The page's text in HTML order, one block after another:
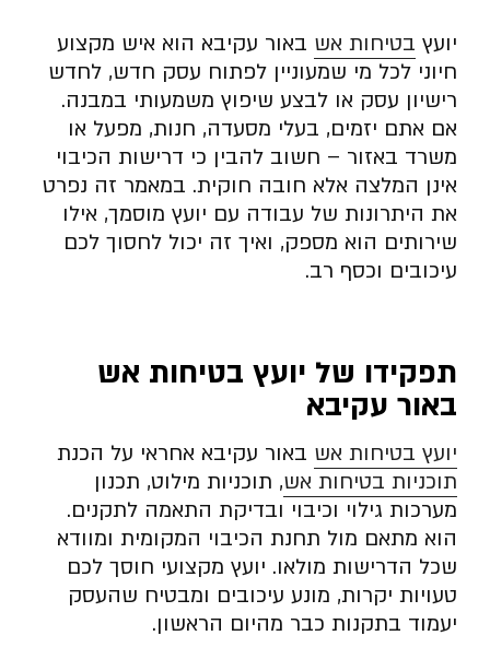
יועץ בטיחות אש באור עקיבא הוא איש מקצוע
חיוני לכל מי שמעוניין לפתוח עסק חדש, לחדש
רישיון עסק או לבצע שיפוץ משמעותי במבנה.
אם אתם יזמים, בעלי מסעדה, חנות, מפעל או
משרד באזור – חשוב להבין כי דרישות הכיבוי
אינן המלצה אלא חובה חוקית. במאמר זה נפרט
את היתרונות של עבודה עם יועץ מוסמך, אילו
שירותים הוא מספק, ואיך זה יכול לחסוך לכם
עיכובים וכסף רב.
תפקידו של יועץ בטיחות אש
באור עקיבא
יועץ בטיחות אש באור עקיבא אחראי על הכנת
תוכניות בטיחות אש, תוכניות מילוט, תכנון
מערכות גילוי וכיבוי ובדיקת התאמה לתקנים.
הוא מתאם מול תחנת הכיבוי המקומית ומוודא
שכל הדרישות מולאו. יועץ מקצועי חוסך לכם
טעויות יקרות, מונע עיכובים ומבטיח שהעסק
יעמוד בתקנות כבר מהיום הראשון.